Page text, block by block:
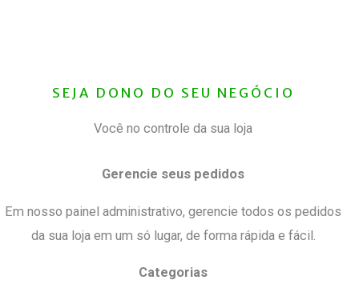
SEJA DONO DO SEU NEGÓCIO
Você no controle da sua loja
Gerencie seus pedidos
Em nosso painel administrativo, gerencie todos os pedidos
da sua loja em um só lugar, de forma rápida e fácil.
Categorias